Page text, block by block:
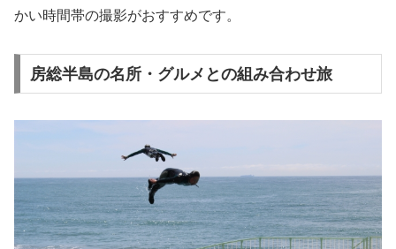
かい時間帯の撮影がおすすめです。
房総半島の名所・グルメとの組み合わせ旅